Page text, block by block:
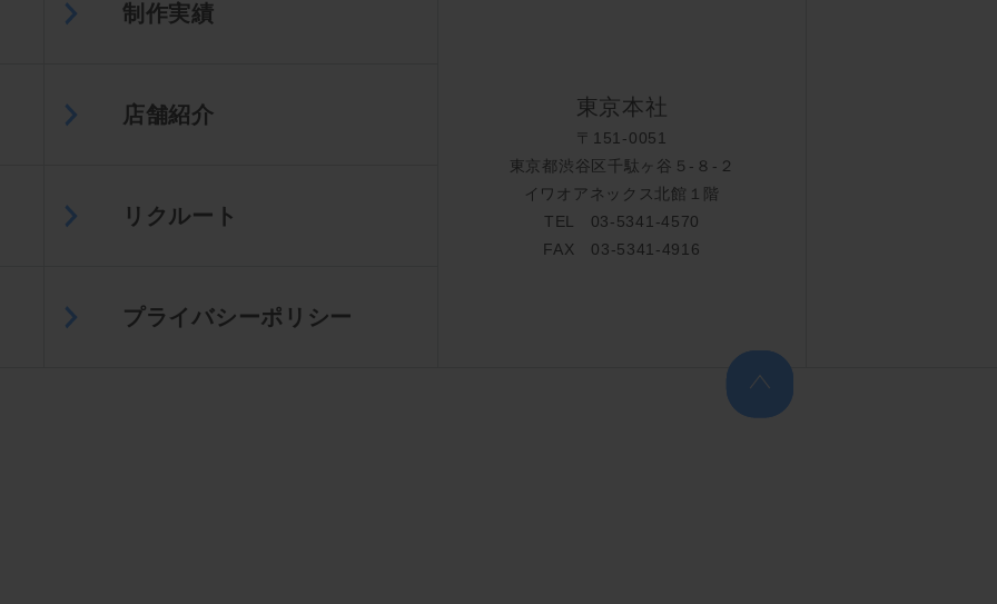
制作実績
店舗紹介
リクルート
プライバシーポリシー
東京本社
〒151-0051
東京都渋谷区千駄ヶ谷５-８-２
イワオアネックス北館１階
TEL 03-5341-4570
FAX 03-5341-4916